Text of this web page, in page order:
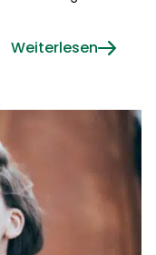
Weiterlesen